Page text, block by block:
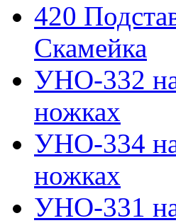
420
Скамейка
УНО-332
ножках
УНО-334
ножках
УНО-331